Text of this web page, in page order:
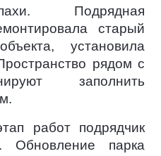
Подрядная
старый
установила
рядом с
заполнить
работ подрядчик
Обновление парка